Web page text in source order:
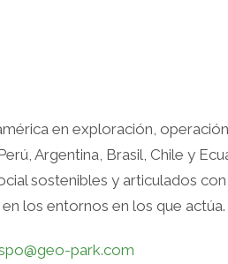
en exploración,
Argentina, Brasil, Chile y
sostenibles y articulados
los entornos en los que actúa.
park.com